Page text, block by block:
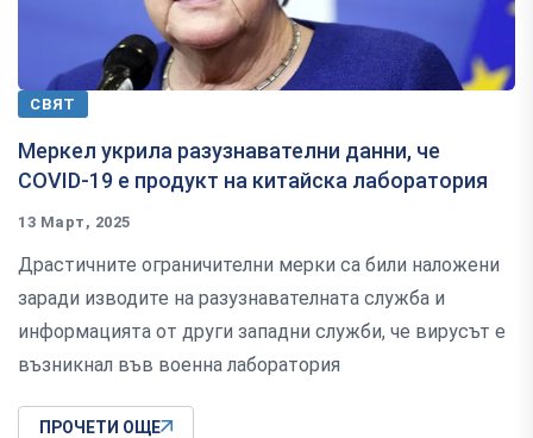
СВЯТ
Меркел укрила разузнавателни данни, че
COVID-19 е продукт на китайска лаборатория
13 Март, 2025
Драстичните ограничителни мерки са били наложени
заради изводите на разузнавателната служба и
информацията от други западни служби, че вирусът е
възникнал във военна лаборатория
ПРОЧЕТИ ОЩЕ